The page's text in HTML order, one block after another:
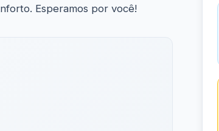
Esperamos por você!